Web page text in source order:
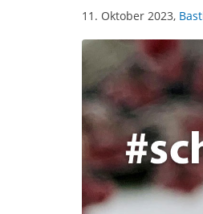
11. Oktober 2023,